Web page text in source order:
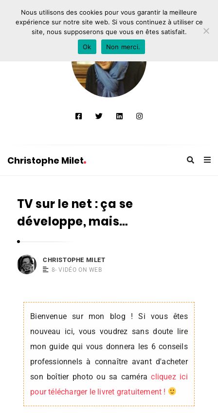
Christophe Milet
TV sur le net : ça se
développe, mais…
CHRISTOPHE MILET
8- VIDÉO ON WEB
Bienvenue sur mon blog ! Si vous êtes
nouveau ici, vous voudrez sans doute lire
mon guide qui vous donnera les 6 conseils
professionnels à connaître avant d'acheter
son boîtier photo ou sa caméracliquez ici
pour télécharger le livret gratuitement !
Nous utilisons des cookies pour vous garantir la meilleure
expérience sur notre site web. Si vous continuez à utiliser ce
site, nous supposerons que vous en êtes satisfait.
Ok
Non merci.